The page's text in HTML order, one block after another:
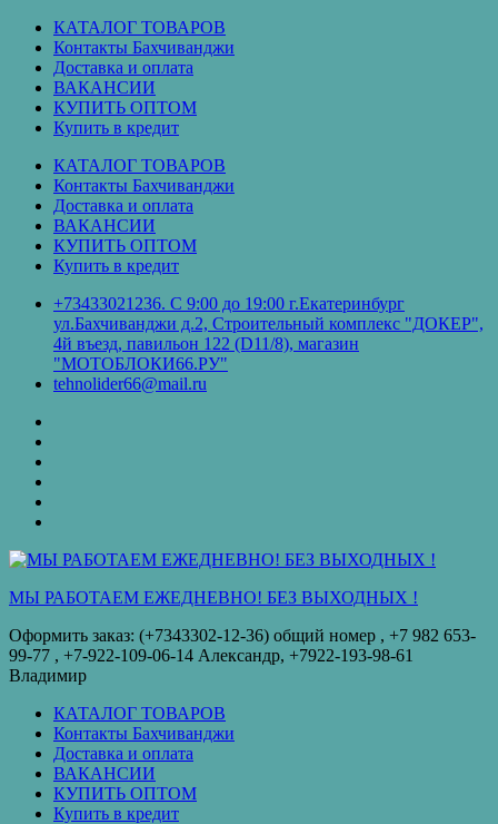
Перейти
содержимому
КАТАЛОГ ТОВАРОВ
Контакты Бахчиванджи
Доставка и оплата
ВАКАНСИИ
КУПИТЬ ОПТОМ
Купить в кредит
КАТАЛОГ ТОВАРОВ
Контакты Бахчиванджи
Доставка и оплата
ВАКАНСИИ
КУПИТЬ ОПТОМ
Купить в кредит
+73433021236. С 9:00 до 19:00 г.Екатеринбург
ул.Бахчиванджи д.2, Строительный комплекс "ДОКЕР",
4й въезд, павильон 122 (D11/8), магазин
"МОТОБЛОКИ66.РУ"
tehnolider66@mail.ru
кредит
МЫ РАБОТАЕМ ЕЖЕДНЕВНО! БЕЗ ВЫХОДНЫХ !
Оформить заказ: (+7343302-12-36) общий номер , ‪+7 982 653-
99-77‬ , +7-922-109-06-14 Александр, +7922-193-98-61
Владимир
КАТАЛОГ ТОВАРОВ
Контакты Бахчиванджи
Доставка и оплата
ВАКАНСИИ
КУПИТЬ ОПТОМ
Купить в кредит